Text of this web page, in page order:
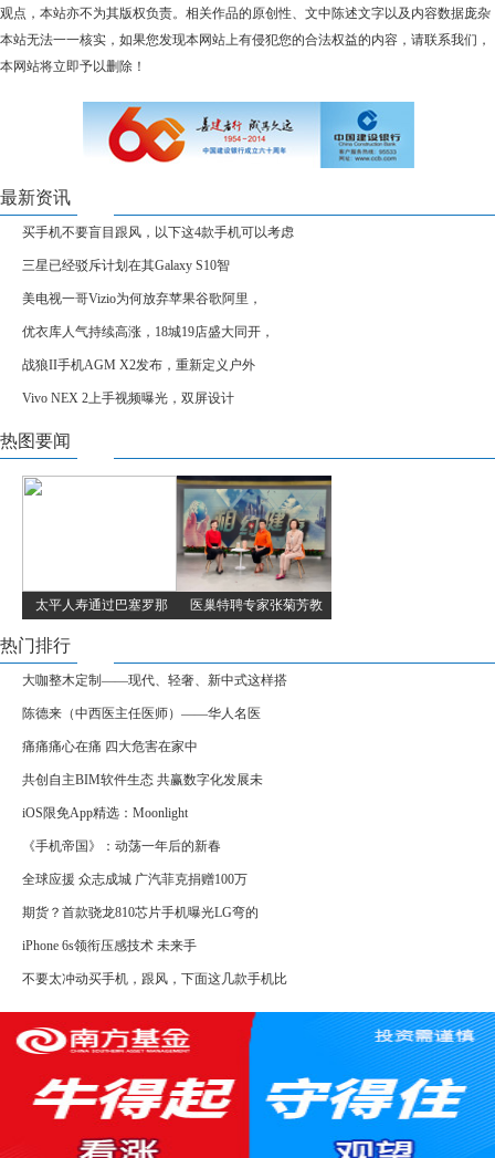
观点，本站亦不为其版权负责。相关作品的原创性、文中陈述文字以及内容数据庞杂
本站无法一一核实，如果您发现本网站上有侵犯您的合法权益的内容，请联系我们，
本网站将立即予以删除！
最新资讯
买手机不要盲目跟风，以下这4款手机可以考虑
三星已经驳斥计划在其Galaxy S10智
美电视一哥Vizio为何放弃苹果谷歌阿里，
优衣库人气持续高涨，18城19店盛大同开，
战狼II手机AGM X2发布，重新定义户外
Vivo NEX 2上手视频曝光，双屏设计
热图要闻
太平人寿通过巴塞罗那 医巢特聘专家张菊芳教
热门排行
大咖整木定制——现代、轻奢、新中式这样搭
陈德来（中西医主任医师）——华人名医
痛痛痛心在痛 四大危害在家中
共创自主BIM软件生态 共赢数字化发展未
iOS限免App精选：Moonlight
《手机帝国》：动荡一年后的新春
全球应援 众志成城 广汽菲克捐赠100万
期货？首款骁龙810芯片手机曝光LG弯的
iPhone 6s领衔压感技术 未来手
不要太冲动买手机，跟风，下面这几款手机比